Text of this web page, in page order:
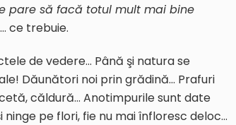
pare să facă totul mult mai bine
ce trebuie.
de vedere… Până şi natura se
Dăunători noi prin grădină… Prafuri
căldură… Anotimpurile sunt date
pe flori, fie nu mai înfloresc deloc…